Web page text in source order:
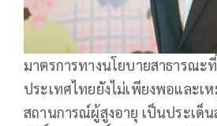
มาตรการทางนโยบายสาธารณะ
ประเทศไทยยังไม่เพียงพอและเ
สถานการณ์ผู้สูงอายุ เป็นประเด็